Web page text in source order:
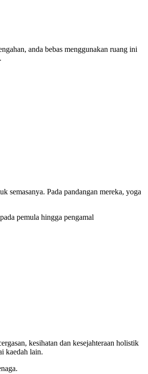
anda bebas menggunakan ruang ini
semasanya. Pada pandangan mereka, yoga
pemula hingga pengamal
kesihatan dan kesejahteraan holistik
kaedah lain.